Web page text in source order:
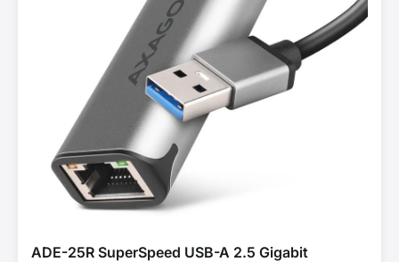
ADE-25R SuperSpeed USB-A 2.5 Gigabit